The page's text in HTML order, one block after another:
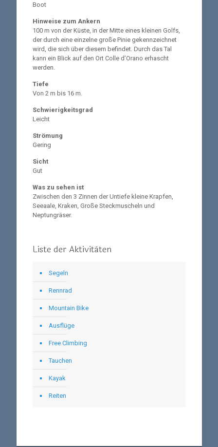
Boot
Hinweise zum Ankern
100 m von der Küste, in der Mitte eines kleinen Golfs,
der durch eine einzelne große Pinie gekennzeichnet
wird, die sich über diesem befindet. Durch das Tal
kann ein Blick auf den Ort Colle d’Orano erhascht
werden.
Tiefe
Von 2 m bis 16 m.
Schwierigkeitsgrad
Leicht
Strömung
Gering
Sicht
Gut
Was zu sehen ist
Zwischen den 3 Zinnen der Untiefe kleine Krapfen,
Seeaale, Kraken, Große Steckmuscheln und
Neptungräser.
Liste der Aktivitäten
Segeln
Rennrad
Mountain Bike
Ausflüge
Free Climbing
Tauchen
Kayak
Reiten